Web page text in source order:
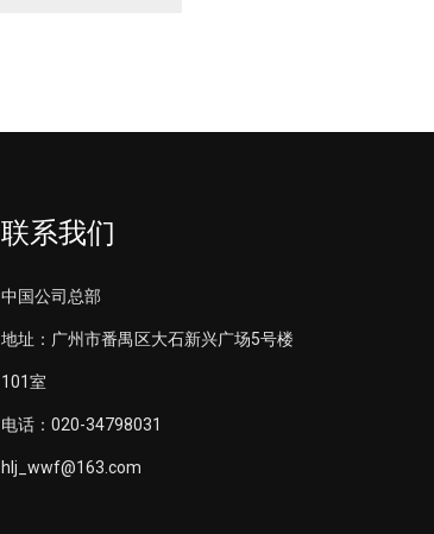
联系我们
中国公司总部
地址：广州市番禺区大石新兴广场5号楼
101室
电话：020-34798031
hlj_wwf@163.com